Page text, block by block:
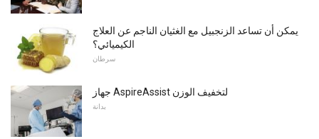
يمكن أن تساعد الزنجبيل مع الغثيان الناجم عن العلاج
الكيميائي؟
سرطان
جهاز AspireAssist لتخفيف الوزن
بدانة